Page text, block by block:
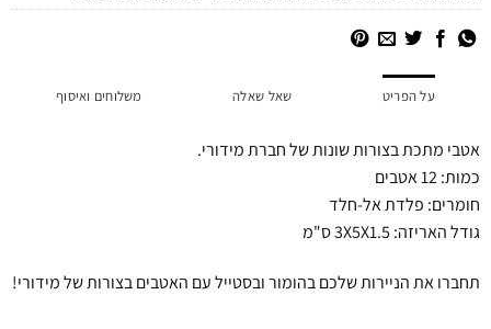
על הפריט שאל שאלה משלוחים ואיסוף
אטבי מתכת בצורות שונות של חברת מידורי.
כמות: 12 אטבים
חומרים: פלדת אל-חלד
גודל האריזה: 3X5X1.5 ס"מ
תחברו את הניירות שלכם בהומור ובסטייל עם האטבים בצורות של מידורי!